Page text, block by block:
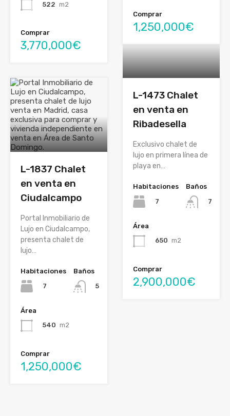
522 m2
Comprar
3,770,000€
Comprar
1,250,000€
L-1837 Chalet
en venta en
Ciudalcampo
Portal Inmobiliario de
Lujo en Ciudalcampo,
presenta chalet de
lujo…
Habitaciones
7
Baños
5
Área
540 m2
Comprar
1,250,000€
L-1473 Chalet
en venta en
Ribadesella
Exclusivo chalet de
lujo en primera línea de
playa en…
Habitaciones
7
Baños
7
Área
650 m2
Comprar
2,900,000€